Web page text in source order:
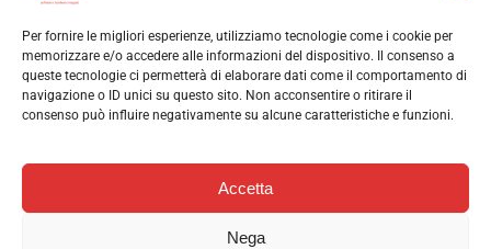
Per fornire le migliori esperienze, utilizziamo tecnologie come i cookie per
memorizzare e/o accedere alle informazioni del dispositivo. Il consenso a
queste tecnologie ci permetterà di elaborare dati come il comportamento di
navigazione o ID unici su questo sito. Non acconsentire o ritirare il
consenso può influire negativamente su alcune caratteristiche e funzioni.
Accetta
Nega
Toggle
Navigation
Profilo aziendale
Toggle
Software
Toggle
Contatti